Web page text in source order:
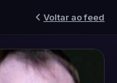
Voltar ao feed